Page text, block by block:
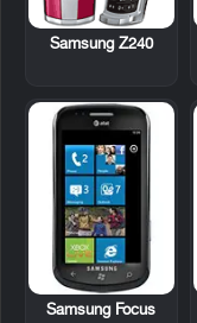
Samsung Z240
Samsung Focus